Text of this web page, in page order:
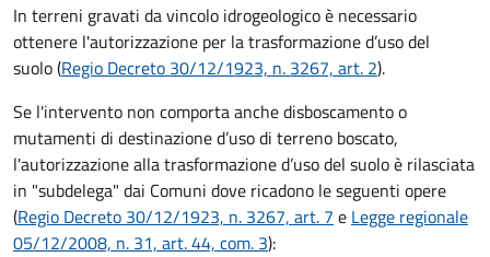
In terreni gravati da vincolo idrogeologico è necessario
ottenere l'autorizzazione per la trasformazione d’uso del
suolo (Regio Decreto 30/12/1923, n. 3267, art. 2).
Se l'intervento non comporta anche disboscamento o
mutamenti di destinazione d’uso di terreno boscato,
l'autorizzazione alla trasformazione d’uso del suolo è rilasciata
in "subdelega" dai Comuni dove ricadono le seguenti opere
(Regio Decreto 30/12/1923, n. 3267, art. 7 e Legge regionale
05/12/2008, n. 31, art. 44, com. 3):